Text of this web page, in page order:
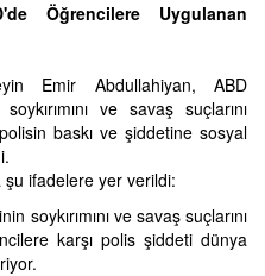
Öğrencilere Uygulanan
Emir Abdullahiyan, ABD
ve savaş suçlarını
baskı ve şiddetine sosyal
şu ifadelere yer verildi:
soykırımını ve savaş suçlarını
karşı polis şiddeti dünya